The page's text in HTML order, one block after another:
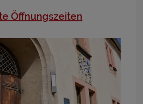
Öffnungszeiten